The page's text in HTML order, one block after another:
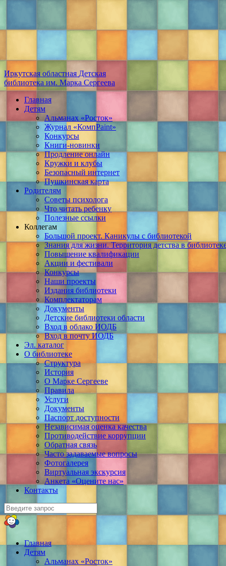
Иркутская областная Детская
библиотека им. Марка Сергеева
Главная
Детям
Альманах «Росток»
Журнал «КомпPaint»
Конкурсы
Книги-новинки
Продление онлайн
Кружки и клубы
Безопасный интернет
Пушкинская карта
Родителям
Советы психолога
Что читать ребенку
Полезные ссылки
Коллегам
Большой проект. Каникулы с библиотекой
Знания для жизни. Территория детства в
Повышение квалификации
Акции и фестивали
Конкурсы
Наши проекты
Издания библиотеки
Комплектаторам
Документы
Детские библиотеки области
Вход в облако ИОДБ
Вход в почту ИОДБ
Эл. каталог
О библиотеке
Структура
История
О Марке Сергееве
Правила
Услуги
Документы
Паспорт доступности
Независимая оценка качества
Противодействие коррупции
Обратная связь
Часто задаваемые вопросы
Фотогалерея
Виртуальная экскурсия
Анкета «Оцените нас»
Контакты
Главная
Детям
Альманах «Росток»